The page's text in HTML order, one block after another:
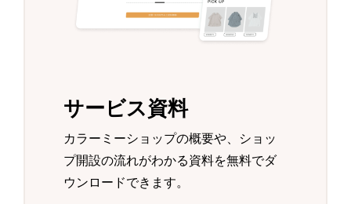
カラーミーショップの概要や、ショッ
プ開設の流れがわかる資料を無料でダ
ウンロードできます。